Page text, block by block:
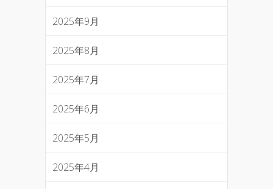
2025年9月
2025年8月
2025年7月
2025年6月
2025年5月
2025年4月